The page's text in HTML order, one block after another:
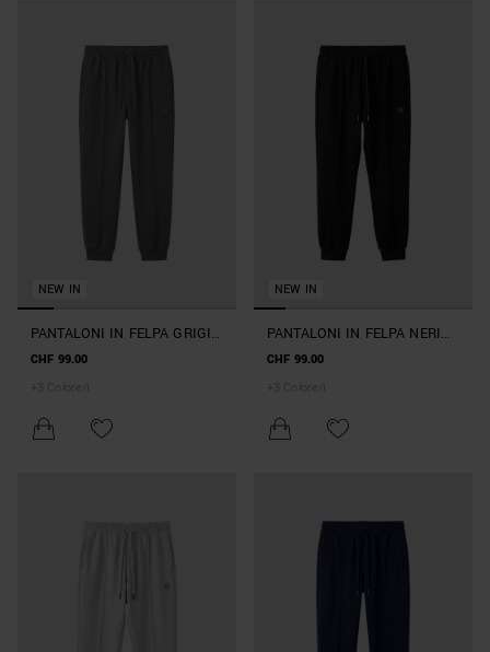
NEW IN
PANTALONI IN FELPA GRIGI
CARROT FIT IN INTERLOCK
CHF 99.00
+ 3 Colore/i
NEW IN
PANTALONI IN FELPA NERI
CARROT FIT IN INTERLOCK
CHF 99.00
+ 3 Colore/i